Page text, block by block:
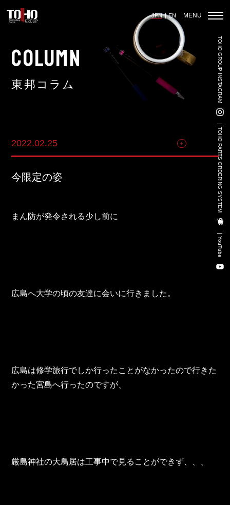
JPN EN MENU
中古車販売事業
輸出入事業
株式会社 東邦アウトフロイデ
東邦グループの採用情報
TOHO GROUP INSTAGRAM
TOHO PARTS ORDERING SYSTEM
YouTube
COLUMN
東邦コラム
2022.02.25 その他
今限定の姿
まん防が発令される少し前に
広島へ大学の頃の友達に会いに行きました。
広島は修学旅行でしか行ったことがなかったので行きた
かった宮島へ行ったのですが、
厳島神社の大鳥居は工事中で見ることができず、、、